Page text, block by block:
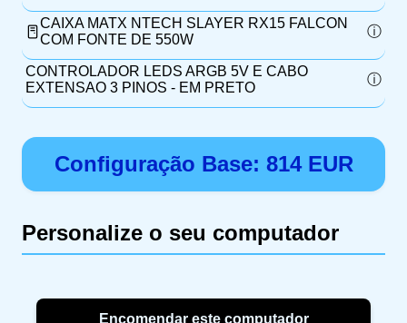
CAIXA MATX NTECH SLAYER RX15 FALCON
COM FONTE DE 550W
CONTROLADOR LEDS ARGB 5V E CABO
EXTENSAO 3 PINOS - EM PRETO
Configuração Base: 814 EUR
Personalize o seu computador